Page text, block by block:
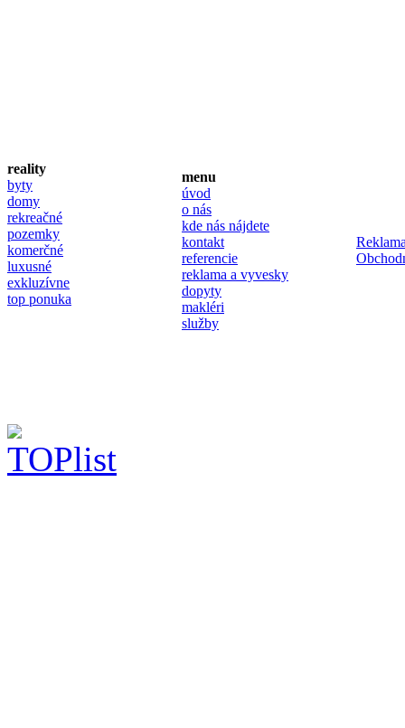
reality
byty
domy
rekreačné
pozemky
komerčné
luxusné
exkluzívne
top ponuka
menu
úvod
o nás
kde nás nájdete
kontakt
referencie
reklama a vyvesky
dopyty
makléri
služby